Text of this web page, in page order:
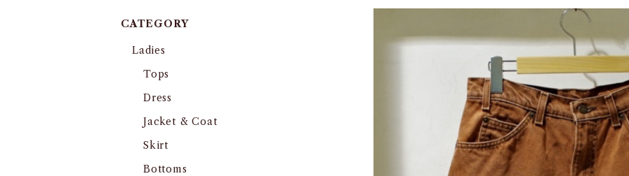
CATEGORY
Ladies
Tops
Dress
Jacket & Coat
Skirt
Bottoms